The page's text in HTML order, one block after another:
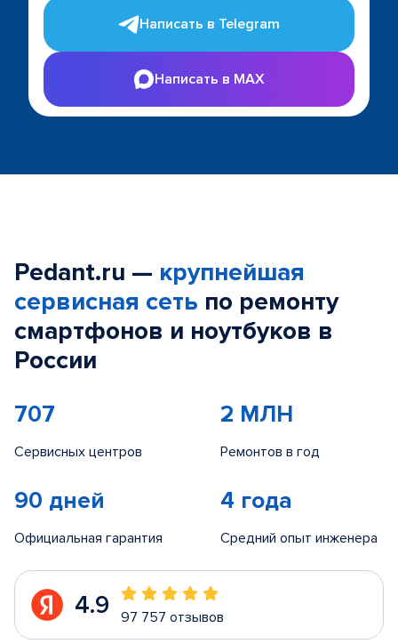
Написать в Telegram
Написать в MAX
Pedant.ru — крупнейшая
сервисная сеть по ремонту
смартфонов и ноутбуков в
России
707
Сервисных центров
2 МЛН
Ремонтов в год
90 дней
Официальная гарантия
4 года
Средний опыт инженера
4.9 97 757 отзывов